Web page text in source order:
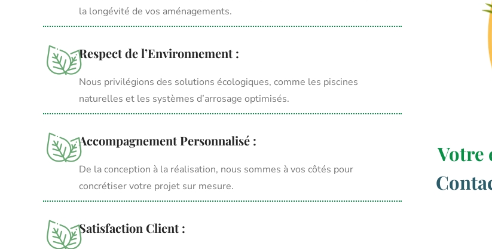
la longévité de vos aménagements.
Respect de l’Environnement :
Nous privilégions des solutions écologiques, comme les piscines
naturelles et les systèmes d’arrosage optimisés.
Accompagnement Personnalisé :
De la conception à la réalisation, nous sommes à vos côtés pour
concrétiser votre projet sur mesure.
Satisfaction Client :
Votre